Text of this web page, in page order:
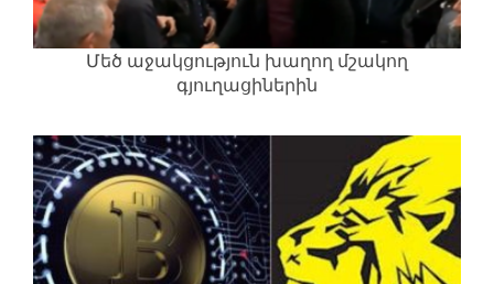
Մեծ աջակցություն խաղող մշակող
գյուղացիներին